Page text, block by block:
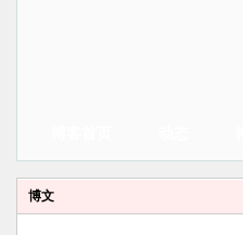
博文